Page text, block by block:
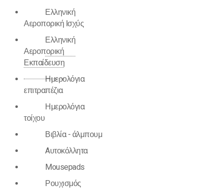
Ελληνική
Αεροπορική Ισχύς
Ελληνική
Αεροπορική
Εκπαίδευση
Ημερολόγια
επιτραπέζια
Ημερολόγια
τοίχου
Βιβλία - άλμπουμ
Aυτοκόλλητα
Mousepads
Ρουχισμός